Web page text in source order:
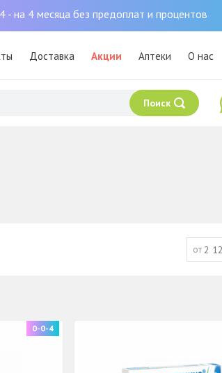
- на 4 месяца без предоплат и процентов
Доставка Акции Аптеки О нас
Поиск
от
0-0-4